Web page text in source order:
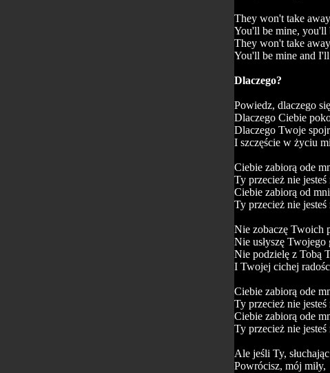
They won't take
You'll be mine, you'll
They won't take
You'll be mine and
Dlaczego?
Powiedz, dlaczego
Dlaczego Ciebie
Dlaczego Twoje
I szczęście w życiu
Ciebie zabiorą ode
Ty przecież nie
Ciebie zabiorą od
Ty przecież nie
Nie zobaczę Twoich
Nie usłyszę Twojego
Nie podzielę z Tobą
I Twojej cichej
Ciebie zabiorą ode
Ty przecież nie
Ciebie zabiorą ode
Ty przecież nie
Ale jeśli Ty,
Powrócisz, mój miły,